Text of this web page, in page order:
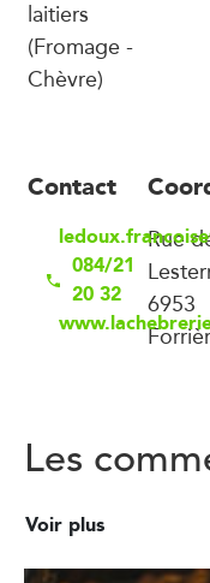
laitiers
(Fromage -
Chèvre)
Contact
084/21
20 32
Rue
6953
Les
Voir plus